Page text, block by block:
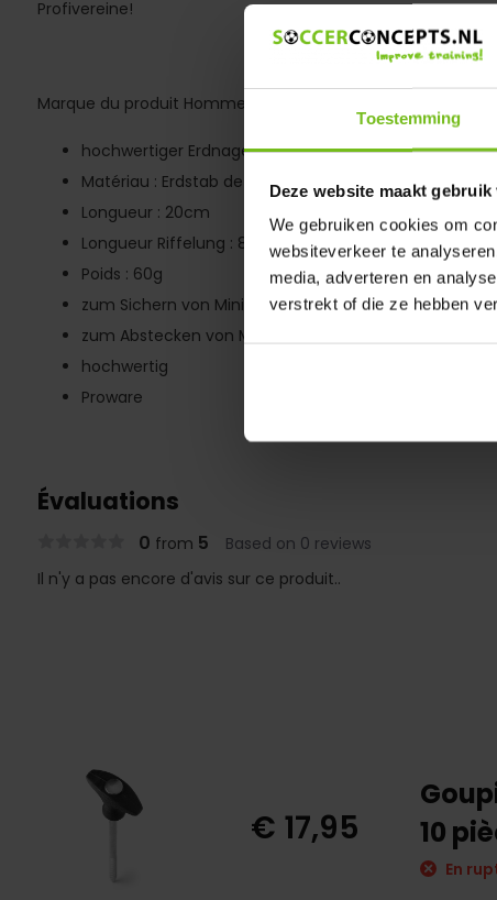
Toestemming
Deze website maakt
We gebruiken cookies om
websiteverkeer te
media, adverteren en
verstrekt of die ze hebben
Profivereine!
Marque du produit Homme :
hochwertiger Erdnagel mit Schlagkopf
Matériau : Erdstab de Metall und Griff de Kunststoff
Longueur : 20cm
Longueur Riffelung : 8 cm
Poids : 60g
zum Sichern von Minitoren, Reboundern und Netzen
zum Abstecken von Markierungslinien
hochwertig
Proware
Évaluations
0 from 5 Based on 0 reviews
Il n'y a pas encore d'avis sur ce produit..
€ 17,95
10
En